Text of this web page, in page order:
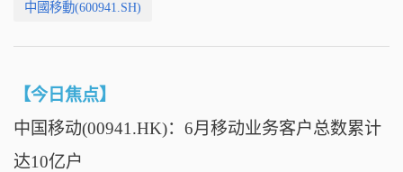
中國移動(600941.SH)
【今日焦点】
中国移动(00941.HK)：6月移动业务客户总数累计
达10亿户